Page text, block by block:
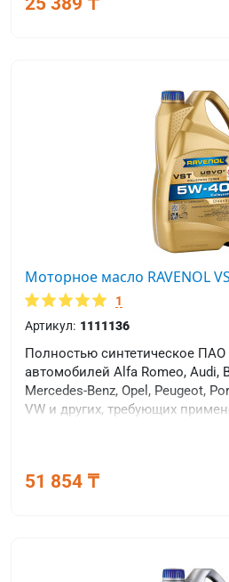
Моторное масло RAVENOL
1
Артикул: 1111136
Полностью синтетическое
автомобилей Alfa Romeo, Audi,
Mercedes-Benz, Opel, Peugeot,
VW и других, требующих
51 854 ₸